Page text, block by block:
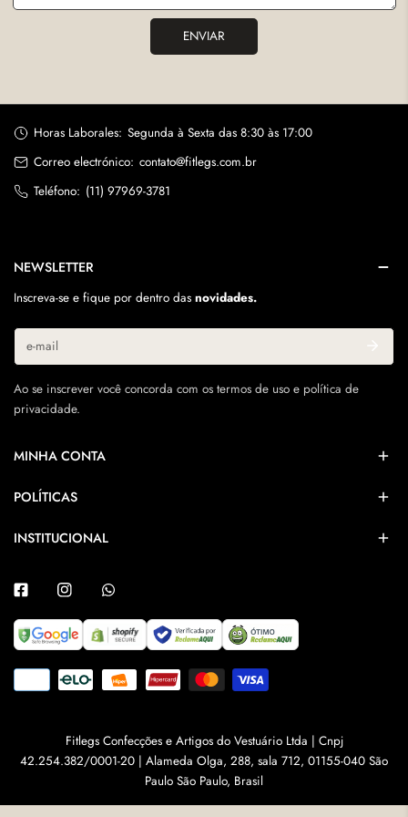
ENVIAR
Horas Laborales: Segunda à Sexta das 8:30 às 17:00
Correo electrónico: contato@fitlegs.com.br
Teléfono: (11) 97969-3781
NEWSLETTER
Inscreva-se e fique por dentro das novidades.
Correo
Ao se inscrever você concorda com os termos de uso e política de
privacidade.
MINHA CONTA
POLÍTICAS
INSTITUCIONAL
FacebookInstagram
Métodos
de
Fitlegs Confecções e Artigos do Vestuário Ltda | Cnpj
42.254.382/0001-20 | Alameda Olga, 288, sala 712, 01155-040 São
Paulo São Paulo, Brasil